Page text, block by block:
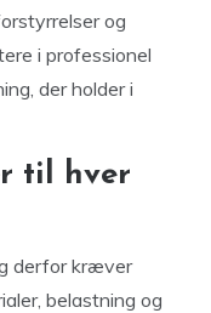
og
i professionel
der holder i
til hver
derfor kræver
belastning og